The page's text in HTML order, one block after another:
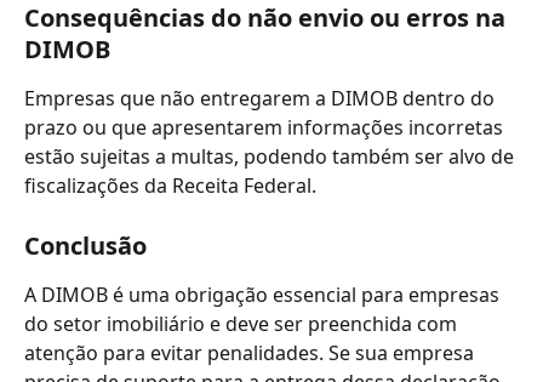
Consequências do não envio ou erros na
DIMOB
Empresas que não entregarem a DIMOB dentro do
prazo ou que apresentarem informações incorretas
estão sujeitas a multas, podendo também ser alvo de
fiscalizações da Receita Federal.
Conclusão
A DIMOB é uma obrigação essencial para empresas
do setor imobiliário e deve ser preenchida com
atenção para evitar penalidades. Se sua empresa